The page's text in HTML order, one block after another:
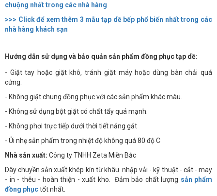
chuộng nhất trong các nhà hàng
>>> Click để xem thêm 3 mẫu tạp dề bếp phổ biến nhất trong các
nhà hàng khách sạn
Hướng dẫn sử dụng và bảo quản sản phẩm đồng phục tạp dề:
- Giặt tay hoặc giặt khô, tránh giặt máy hoặc dùng bàn chải quá
cứng.
- Không giặt chung đồng phục với các sản phẩm khác màu.
- Không sử dụng bột giặt có chất tẩy quá mạnh.
- Không phơi trực tiếp dưới thời tiết nắng gắt
- Ủi nhẹ sản phẩm trong nhiệt độ không quá 80 độ C
Nhà sản xuất: Công ty TNHH Zeta Miền Bắc
Dây chuyền sản xuất khép kín từ khâu nhập vải - kỹ thuật - cắt - may
- in - thêu - hoàn thiện - xuất kho. Đảm bảo chất lượng sản phẩm
đồng phụctốt nhất.